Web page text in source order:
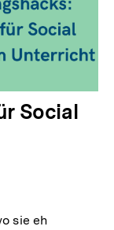
Social
sie eh